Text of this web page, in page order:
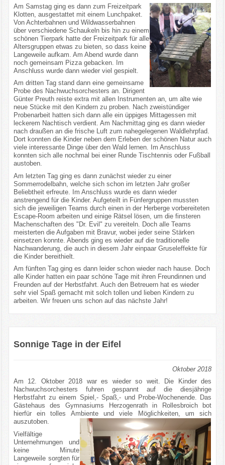
Am Samstag ging es dann zum Freizeitpark
Klotten, ausgestattet mit einem Lunchpaket.
Von Achterbahnen und Wildwasserbahnen
über verschiedene Schaukeln bis hin zu einem
schönen Tierpark hatte der Freizeitpark für alle
Altersgruppen etwas zu bieten, so dass keine
Langeweile aufkam. Am Abend wurde dann
noch gemeinsam Pizza gebacken. Im
Anschluss wurde dann wieder viel gespielt.
Am dritten Tag stand dann eine gemeinsame
Probe des Nachwuchsorchesters an. Dirigent
Günter Preuth reiste extra mit allen Instrumenten an, um alte wie
neue Stücke mit den Kindern zu proben. Nach zweistündiger
Probenarbeit hatten sich dann alle ein üppiges Mittagessen mit
leckerem Nachtisch verdient. Am Nachmittag ging es dann wieder
nach draußen an die frische Luft zum nahegelegenen Waldlehrpfad.
Dort konnten die Kinder neben dem Erleben der schönen Natur auch
viele interessante Dinge über den Wald lernen. Im Anschluss
konnten sich alle nochmal bei einer Runde Tischtennis oder Fußball
austoben.
Am letzten Tag ging es dann zunächst wieder zu einer
Sommerrodelbahn, welche sich schon im letzten Jahr großer
Beliebtheit erfreute. Im Anschluss wurde es dann wieder
anstrengend für die Kinder. Aufgeteilt in Fünfergruppen mussten
sich die jeweiligen Teams durch einen in der Herberge vorbereiteten
Escape-Room arbeiten und einige Rätsel lösen, um die finsteren
Machenschaften des "Dr. Evil" zu vereiteln. Doch alle Teams
meisterten die Aufgaben mit Bravur, wobei jeder seine Stärken
einsetzen konnte. Abends ging es wieder auf die traditionelle
Nachwanderung, die auch in diesem Jahr einpaar Gruseleffekte für
die Kinder bereithielt.
Am fünften Tag ging es dann leider schon wieder nach hause. Doch
alle Kinder hatten ein paar schöne Tage mit ihren Freundinnen und
Freunden auf der Herbstfahrt. Auch den Betreuern hat es wieder
sehr viel Spaß gemacht mit solch tollen und lieben Kindern zu
arbeiten. Wir freuen uns schon auf das nächste Jahr!
Sonnige Tage in der Eifel
Oktober 2018
Am 12. Oktober 2018 war es wieder so weit. Die Kinder des
Nachwuchsorchesters fuhren gespannt auf die diesjährige
Herbstfahrt zu einem Spiel,- Spaß,- und Probe-Wochenende. Das
Gästehaus des Gymnasiums Herzogenrath in Rollesbroich bot
hierfür ein tolles Ambiente und viele Möglichkeiten, um sich
auszutoben.
Vielfältige
Unternehmungen und
keine Minute
Langeweile sorgten für